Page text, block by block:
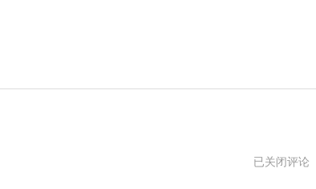
地
已关闭评论